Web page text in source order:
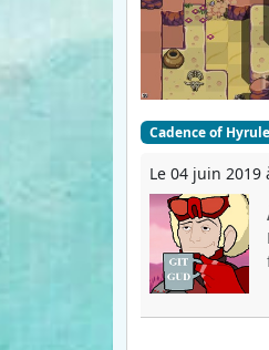
Cadence of Hyrule
Le 04 juin 2019